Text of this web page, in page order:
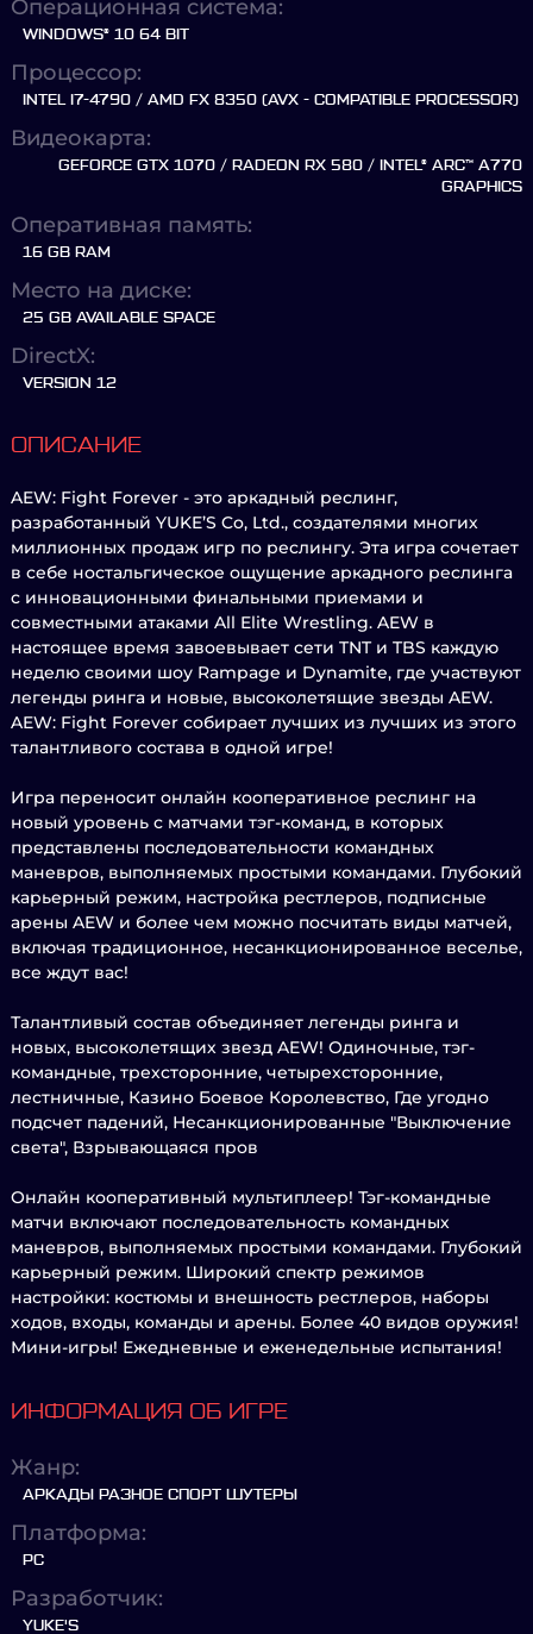
Операционная система:
WINDOWS® 10 64 BIT
Процессор:
INTEL I7-4790 / AMD FX 8350 (AVX - COMPATIBLE PROCESSOR)
Видеокарта:
GEFORCE GTX 1070 / RADEON RX 580 / INTEL® ARC™ A770
GRAPHICS
Оперативная память:
16 GB RAM
Место на диске:
25 GB AVAILABLE SPACE
DirectX:
VERSION 12
ОПИСАНИЕ
AEW: Fight Forever - это аркадный реслинг,
разработанный YUKE’S Co, Ltd., создателями многих
миллионных продаж игр по реслингу. Эта игра сочетает
в себе ностальгическое ощущение аркадного реслинга
с инновационными финальными приемами и
совместными атаками All Elite Wrestling. AEW в
настоящее время завоевывает сети TNT и TBS каждую
неделю своими шоу Rampage и Dynamite, где участвуют
легенды ринга и новые, высоколетящие звезды AEW.
AEW: Fight Forever собирает лучших из лучших из этого
талантливого состава в одной игре!
Игра переносит онлайн кооперативное реслинг на
новый уровень с матчами тэг-команд, в которых
представлены последовательности командных
маневров, выполняемых простыми командами. Глубокий
карьерный режим, настройка рестлеров, подписные
арены AEW и более чем можно посчитать виды матчей,
включая традиционное, несанкционированное веселье,
все ждут вас!
Талантливый состав объединяет легенды ринга и
новых, высоколетящих звезд AEW! Одиночные, тэг-
командные, трехсторонние, четырехсторонние,
лестничные, Казино Боевое Королевство, Где угодно
подсчет падений, Несанкционированные "Выключение
света", Взрывающаяся пров
Онлайн кооперативный мультиплеер! Тэг-командные
матчи включают последовательность командных
маневров, выполняемых простыми командами. Глубокий
карьерный режим. Широкий спектр режимов
настройки: костюмы и внешность рестлеров, наборы
ходов, входы, команды и арены. Более 40 видов оружия!
Мини-игры! Ежедневные и еженедельные испытания!
ИНФОРМАЦИЯ ОБ ИГРЕ
Жанр:
АРКАДЫ РАЗНОЕ СПОРТ ШУТЕРЫ
Платформа:
PC
Разработчик:
YUKE'S